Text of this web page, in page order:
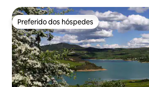
Preferido dos hóspedes
Preferido dos hóspedes